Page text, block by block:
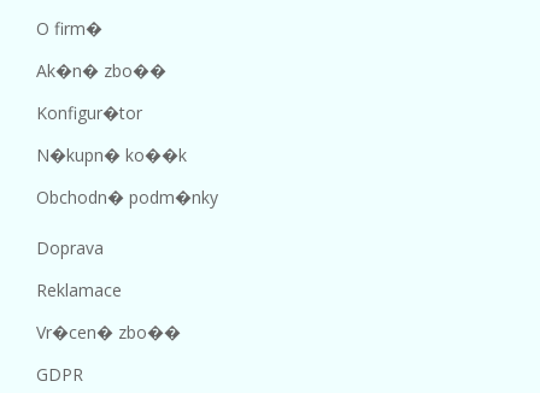
O firm�
Ak�n� zbo��
Konfigur�tor
N�kupn� ko��k
Obchodn� podm�nky
Doprava
Reklamace
Vr�cen� zbo��
GDPR